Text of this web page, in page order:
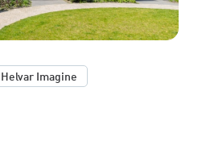
Helvar Imagine